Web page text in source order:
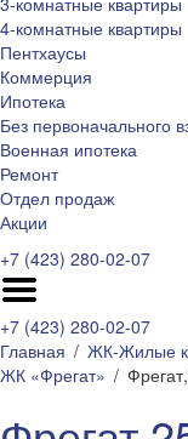
4-комнатные квартиры
Пентхаусы
Коммерция
Ипотека
Без первоначального
Военная ипотека
Ремонт
Отдел продаж
Акции
+7 (423) 280-02-07
+7 (423) 280-02-07
Главная
ЖК-Жилые
ЖК «Фрегат»